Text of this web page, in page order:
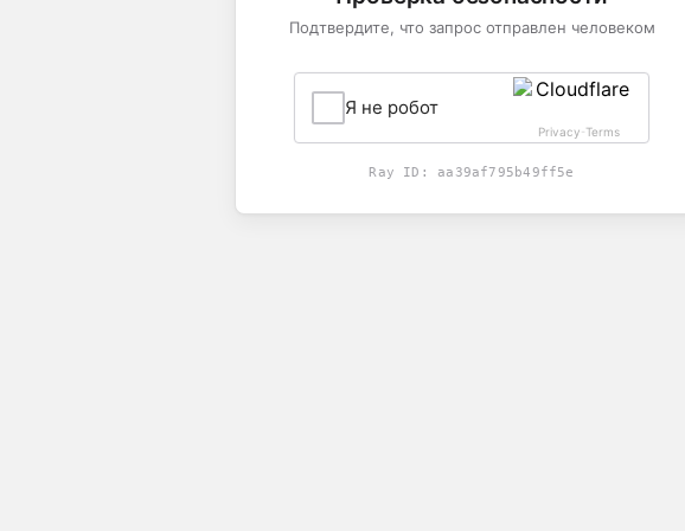
Подтвердите, что запрос отправлен человеком
Я не робот
Privacy-Terms
Ray ID: aa39af795b49ff5e